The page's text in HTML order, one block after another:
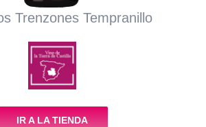
Trenzones Tempranillo
IR A LA TIENDA